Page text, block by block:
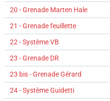
20 - Grenade Marten Hale
21 - Grenade feuillette
22 - Système VB
23 - Grenade DR
23 bis - Grenade Gérard
24 - Système Guidetti